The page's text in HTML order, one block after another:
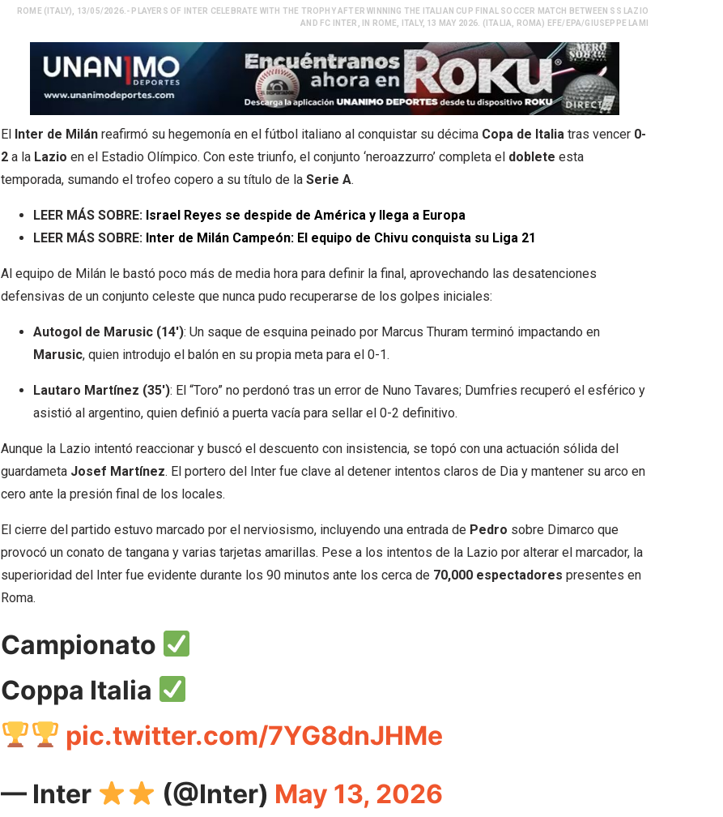
ROME (ITALY), 13/05/2026.- PLAYERS OF INTER CELEBRATE WITH THE TROPHY AFTER WINNING THE ITALIAN CUP FINAL SOCCER MATCH BETWEEN SS LAZIO
AND FC INTER, IN ROME, ITALY, 13 MAY 2026. (ITALIA, ROMA) EFE/EPA/GIUSEPPE LAMI
El Inter de Milán reafirmó su hegemonía en el fútbol italiano al conquistar su décima Copa de Italia tras vencer 0-
2 a la Lazio en el Estadio Olímpico. Con este triunfo, el conjunto ‘neroazzurro’ completa el doblete esta
temporada, sumando el trofeo copero a su título de la Serie A.
LEER MÁS SOBRE: Israel Reyes se despide de América y llega a Europa
LEER MÁS SOBRE: ​Inter de Milán Campeón: El equipo de Chivu conquista su Liga 21
Al equipo de Milán le bastó poco más de media hora para definir la final, aprovechando las desatenciones
defensivas de un conjunto celeste que nunca pudo recuperarse de los golpes iniciales:
Autogol de Marusic (14′): Un saque de esquina peinado por Marcus Thuram terminó impactando en
Marusic, quien introdujo el balón en su propia meta para el 0-1.
Lautaro Martínez (35′): El “Toro” no perdonó tras un error de Nuno Tavares; Dumfries recuperó el esférico y
asistió al argentino, quien definió a puerta vacía para sellar el 0-2 definitivo.
Aunque la Lazio intentó reaccionar y buscó el descuento con insistencia, se topó con una actuación sólida del
guardameta Josef Martínez. El portero del Inter fue clave al detener intentos claros de Dia y mantener su arco en
cero ante la presión final de los locales.
El cierre del partido estuvo marcado por el nerviosismo, incluyendo una entrada de Pedro sobre Dimarco que
provocó un conato de tangana y varias tarjetas amarillas. Pese a los intentos de la Lazio por alterar el marcador, la
superioridad del Inter fue evidente durante los 90 minutos ante los cerca de 70,000 espectadores presentes en
Roma.
Campionato
Coppa Italia
pic.twitter.com/7YG8dnJHMe
— Inter
(@Inter) May 13, 2026